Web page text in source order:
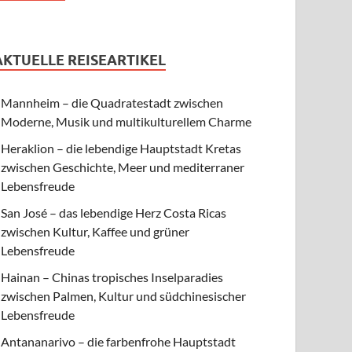
REISEARTIKEL
Mannheim – die Quadratestadt zwischen
Moderne, Musik und multikulturellem Charme
Heraklion – die lebendige Hauptstadt Kretas
zwischen Geschichte, Meer und mediterraner
Lebensfreude
San José – das lebendige Herz Costa Ricas
zwischen Kultur, Kaffee und grüner
Lebensfreude
Hainan – Chinas tropisches Inselparadies
zwischen Palmen, Kultur und südchinesischer
Lebensfreude
Antananarivo – die farbenfrohe Hauptstadt